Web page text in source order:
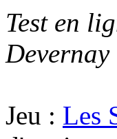
Test en
Devernay
Jeu : Les